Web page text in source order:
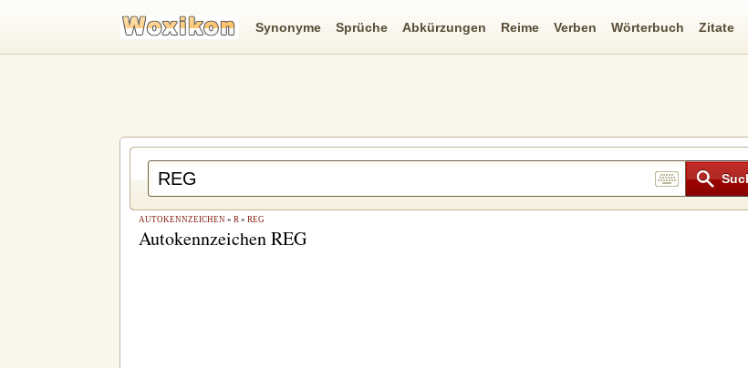
AUTOKENNZEICHEN » R » REG
Autokennzeichen REG
Synonyme Sprüche Abkürzungen Reime Verben Wörterbuch Zitate